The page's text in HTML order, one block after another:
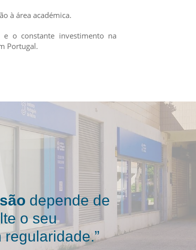
à área académica.
e o constante investimento na
Portugal.
depende de
o seu